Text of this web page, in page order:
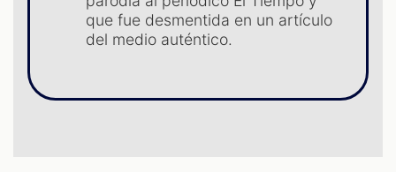
que fue desmentida en un artículo
del medio auténtico.